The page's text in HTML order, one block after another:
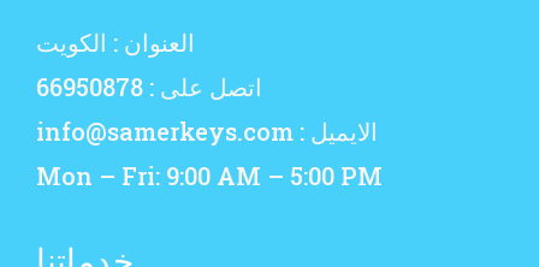
العنوان : الكويت
اتصل على : 66950878
الايميل : info@samerkeys.com
Mon – Fri: 9:00 AM – 5:00 PM